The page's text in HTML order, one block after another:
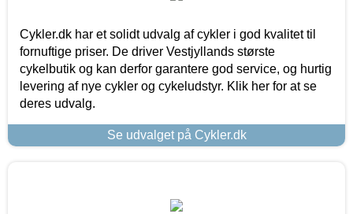
Cykler.dk har et solidt udvalg af cykler i god kvalitet til
fornuftige priser. De driver Vestjyllands største
cykelbutik og kan derfor garantere god service, og hurtig
levering af nye cykler og cykeludstyr. Klik her for at se
deres udvalg.
Se udvalget på Cykler.dk